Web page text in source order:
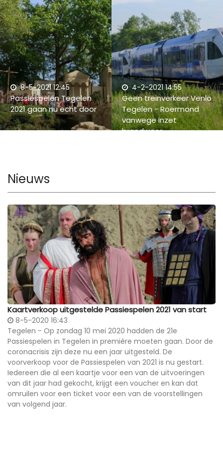
8-5-2021 12:45
Passiespelen Tegelen
2021 gaan nu echt door
4-2-2021 14:55
Geen treinverkeer Venlo
Tegelen - Roermond
vanwege inzet
brandweer
Nieuws
Kaartverkoop uitgestelde Passiespelen 2021 van start
8-5-2020 16:43
Tegelen - Op zondag 10 mei 2020 hadden de 21e
Passiespelen in Tegelen in première moeten gaan. Door de
coronacrisis zijn deze nu een jaar uitgesteld. De
voorverkoop voor de Passiespelen van 2021 is nu gestart.
Iedereen die al een kaartje voor een van de uitvoeringen
van dit jaar had gekocht, krijgt een voucher en kan dat
omruilen voor een ticket voor een van de voorstellingen
van volgend jaar.